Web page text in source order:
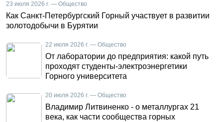
23 июля 2026 г. — Общество
Как Санкт-Петербургский Горный участвует в развитии
золотодобычи в Бурятии
22 июля 2026 г. — Общество
От лаборатории до предприятия: какой путь
проходят студенты-электроэнергетики
Горного университета
20 июля 2026 г. — Общество
Владимир Литвиненко - о металлургах 21
века, как части сообщества горных